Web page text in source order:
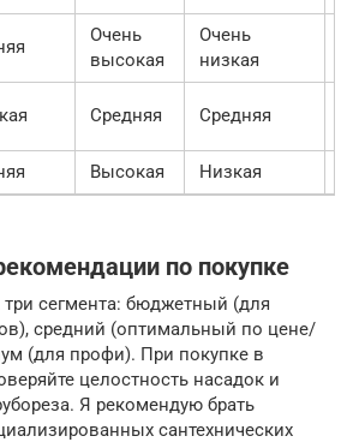
Очень
высокая
Очень
низкая
Средняя Средняя
Высокая Низкая
по покупке
сегмента: бюджетный (для
средний (оптимальный по цене/
(для профи). При покупке в
целостность насадок и
Я рекомендую брать
сантехнических